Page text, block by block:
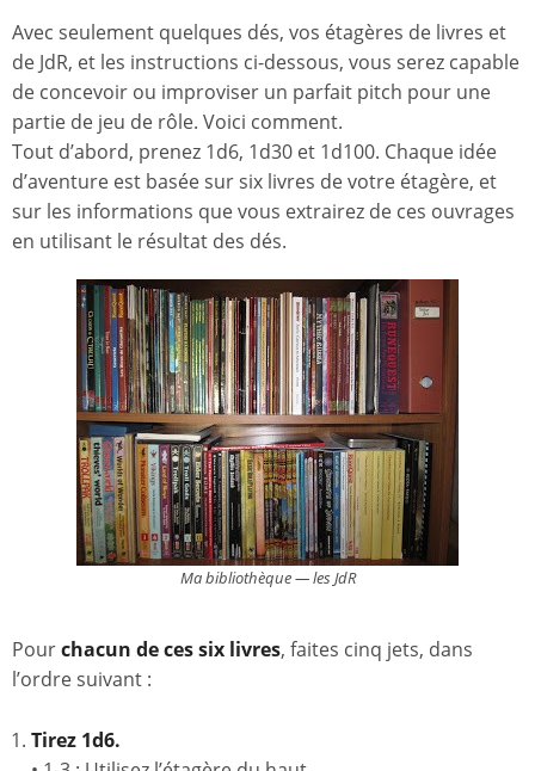
Avec seulement quelques dés, vos étagères de livres et
de JdR, et les instructions ci-dessous, vous serez capable
de concevoir ou improviser un parfait pitch pour une
partie de jeu de rôle. Voici comment.
Tout d’abord, prenez 1d6, 1d30 et 1d100. Chaque idée
d’aventure est basée sur six livres de votre étagère, et
sur les informations que vous extrairez de ces ouvrages
en utilisant le résultat des dés.
Ma bibliothèque — les JdR
Pourchacun de ces six livres, faites cinq jets, dans
l’ordre suivant :
Tirez 1d6.